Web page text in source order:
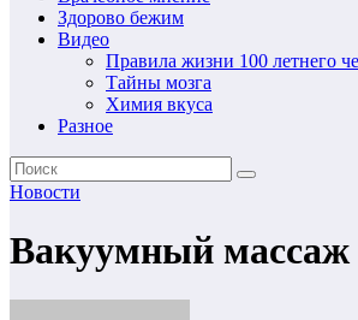
Здорово бежим
Видео
Правила жизни 100 летнего
Тайны мозга
Химия вкуса
Разное
Новости
Вакуумный массаж